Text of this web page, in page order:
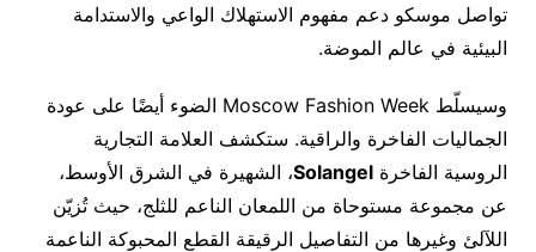
تواصل موسكو دعم مفهوم الاستهلاك الواعي والاستدامة
البيئية في عالم الموضة.
وسيسلّط Moscow Fashion Week الضوء أيضًا على عودة
الجماليات الفاخرة والراقية. ستكشف العلامة التجارية
الروسية الفاخرة Solangel، الشهيرة في الشرق الأوسط،
عن مجموعة مستوحاة من اللمعان الناعم للثلج، حيث تُزيّن
اللآلئ وغيرها من التفاصيل الرقيقة القطع المحبوكة الناعمة